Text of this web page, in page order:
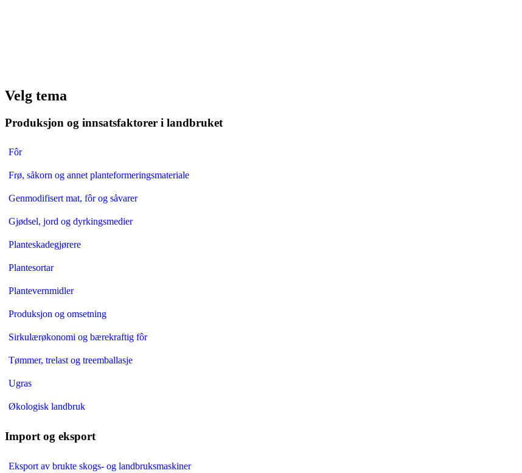
Velg tema
Produksjon og innsatsfaktorer i landbruket
Fôr
Frø, såkorn og annet planteformeringsmateriale
Genmodifisert mat, fôr og såvarer
Gjødsel, jord og dyrkingsmedier
Planteskadegjørere
Plantesortar
Plantevernmidler
Produksjon og omsetning
Sirkulærøkonomi og bærekraftig fôr
Tømmer, trelast og treemballasje
Ugras
Økologisk landbruk
Import og eksport
Eksport av brukte skogs- og landbruksmaskiner